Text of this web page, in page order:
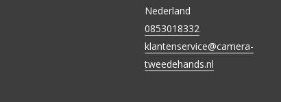
Nederland
0853018332
klantenservice@camera-
tweedehands.nl